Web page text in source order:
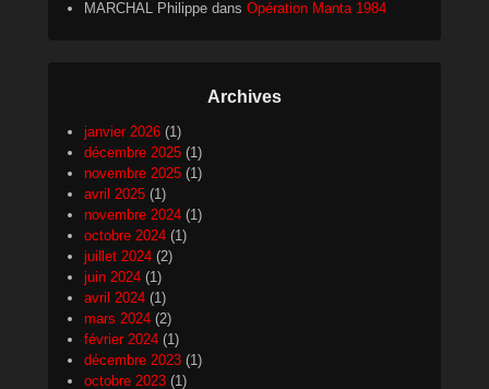
MARCHAL Philippe dans Opération Manta 1984
Archives
janvier 2026 (1)
décembre 2025 (1)
novembre 2025 (1)
avril 2025 (1)
novembre 2024 (1)
octobre 2024 (1)
juillet 2024 (2)
juin 2024 (1)
avril 2024 (1)
mars 2024 (2)
février 2024 (1)
décembre 2023 (1)
octobre 2023 (1)